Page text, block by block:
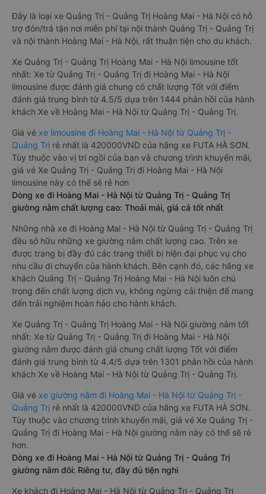
Đây là loại xe Quảng Trị - Quảng Trị Hoàng Mai - Hà Nội có hỗ
trợ đón/trả tận nơi miễn phí tại nội thành Quảng Trị - Quảng Trị
và nội thành Hoàng Mai - Hà Nội, rất thuận tiện cho du khách.
Xe Quảng Trị - Quảng Trị Hoàng Mai - Hà Nội limousine tốt
nhất: Xe từ Quảng Trị - Quảng Trị đi Hoàng Mai - Hà Nội
limousine được đánh giá chung có chất lượng Tốt với điểm
đánh giá trung bình từ 4.5/5 dựa trên 1444 phản hồi của hành
khách Xe về Hoàng Mai - Hà Nội từ Quảng Trị - Quảng Trị.
Giá vé xe limousine đi Hoàng Mai - Hà Nội từ Quảng Trị -
Quảng Trị rẻ nhất là 420000VND của hãng xe FUTA HÀ SƠN.
Tùy thuộc vào vị trí ngồi của bạn và chương trình khuyến mãi,
giá vé Xe Quảng Trị - Quảng Trị đi Hoàng Mai - Hà Nội
limousine này có thể sẽ rẻ hơn
Dòng xe đi Hoàng Mai - Hà Nội từ Quảng Trị - Quảng Trị
giường nằm chất lượng cao: Thoải mái, giá cả tốt nhất
Những nhà xe đi Hoàng Mai - Hà Nội từ Quảng Trị - Quảng Trị
đều sở hữu những xe giường nằm chất lượng cao. Trên xe
được trang bị đầy đủ các trang thiết bị hiện đại phục vụ cho
nhu cầu di chuyển của hành khách. Bên cạnh đó, các hãng xe
khách Quảng Trị - Quảng Trị Hoàng Mai - Hà Nội luôn chú
trọng đến chất lượng dịch vụ, không ngừng cải thiện để mang
đến trải nghiệm hoàn hảo cho hành khách.
Xe Quảng Trị - Quảng Trị Hoàng Mai - Hà Nội giường nằm tốt
nhất: Xe từ Quảng Trị - Quảng Trị đi Hoàng Mai - Hà Nội
giường nằm được đánh giá chung chất lượng Tốt với điểm
đánh giá trung bình từ 4.4/5 dựa trên 1301 phản hồi của hành
khách Xe về Hoàng Mai - Hà Nội từ Quảng Trị - Quảng Trị.
Giá vé xe giường nằm đi Hoàng Mai - Hà Nội từ Quảng Trị -
Quảng Trị rẻ nhất là 420000VND của hãng xe FUTA HÀ SƠN.
Tùy thuộc vào chương trình khuyến mãi, giá vé Xe Quảng Trị -
Quảng Trị đi Hoàng Mai - Hà Nội giường nằm này có thể sẽ rẻ
hơn.
Dòng xe đi Hoàng Mai - Hà Nội từ Quảng Trị - Quảng Trị
giường nằm đôi: Riêng tư, đầy đủ tiện nghi
Xe khách đi Hoàng Mai - Hà Nội từ Quảng Trị - Quảng Trị